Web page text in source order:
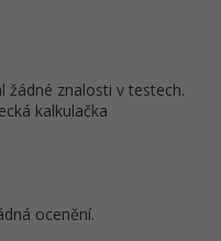
žádné znalosti v testech.
kalkulačka
ocenění.